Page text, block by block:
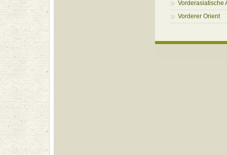
Vorderasiatische
Vorderer Orient